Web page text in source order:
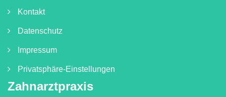
Kontakt
Datenschutz
Impressum
Privatsphäre-Einstellungen
Zahnarztpraxis